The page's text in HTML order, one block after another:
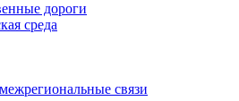
дороги
среда
связи